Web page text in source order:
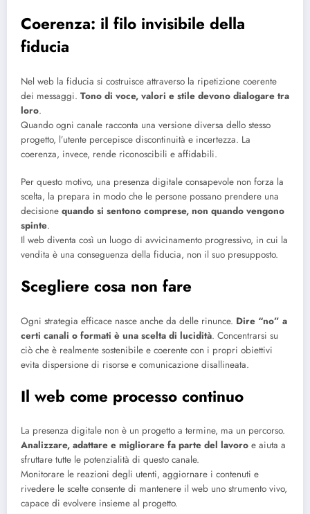
Coerenza: il filo invisibile della
fiducia
Nel web la fiducia si costruisce attraverso la ripetizione coerente
dei messaggi. Tono di voce, valori e stile devono dialogare tra
loro.
Quando ogni canale racconta una versione diversa dello stesso
progetto, l’utente percepisce discontinuità e incertezza. La
coerenza, invece, rende riconoscibili e affidabili.
Per questo motivo, una presenza digitale consapevole non forza la
scelta, la prepara in modo che le persone possano prendere una
decisione quando si sentono comprese, non quando vengono
spinte.
Il web diventa così un luogo di avvicinamento progressivo, in cui la
vendita è una conseguenza della fiducia, non il suo presupposto.
Scegliere cosa non fare
Ogni strategia efficace nasce anche da delle rinunce. Dire “no” a
certi canali o formati è una scelta di lucidità. Concentrarsi su
ciò che è realmente sostenibile e coerente con i propri obiettivi
evita dispersione di risorse e comunicazione disallineata.
Il web come processo continuo
La presenza digitale non è un progetto a termine, ma un percorso.
Analizzare, adattare e migliorare fa parte del lavoro e aiuta a
sfruttare tutte le potenzialità di questo canale.
Monitorare le reazioni degli utenti, aggiornare i contenuti e
rivedere le scelte consente di mantenere il web uno strumento vivo,
capace di evolvere insieme al progetto.